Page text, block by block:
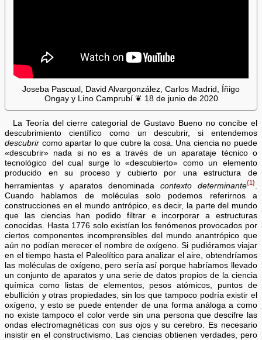
Joseba Pascual, David Alvargonzález, Carlos Madrid, Íñigo
Ongay y Lino Camprubí ❦ 18 de junio de 2020
La Teoría del cierre categorial de Gustavo Bueno no concibe el
descubrimiento científico como un descubrir, si entendemos
descubrir como apartar lo que cubre la cosa. Una ciencia no puede
«descubrir» nada si no es a través de un aparataje técnico o
tecnológico del cual surge lo «descubierto» como un elemento
producido en su proceso y cubierto por una estructura de
herramientas y aparatos denominada contexto determinante{1}.
Cuando hablamos de moléculas solo podemos referirnos a
construcciones en el mundo antrópico, es decir, la parte del mundo
que las ciencias han podido filtrar e incorporar a estructuras
conocidas. Hasta 1776 solo existían los fenómenos provocados por
ciertos componentes incomprensibles del mundo anantrópico que
aún no podían merecer el nombre de oxígeno. Si pudiéramos viajar
en el tiempo hasta el Paleolítico para analizar el aire, obtendríamos
las moléculas de oxígeno, pero sería así porque habríamos llevado
un conjunto de aparatos y una serie de datos propios de la ciencia
química como listas de elementos, pesos atómicos, puntos de
ebullición y otras propiedades, sin los que tampoco podría existir el
oxígeno, y esto se puede entender de una forma análoga a como
no existe tampoco el color verde sin una persona que descifre las
ondas electromagnéticas con sus ojos y su cerebro.
Es necesario
insistir en el constructivismo. Las ciencias obtienen verdades, pero